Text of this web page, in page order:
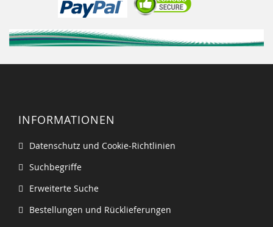
INFORMATIONEN
Datenschutz und Cookie-Richtlinien
Suchbegriffe
Erweiterte Suche
Bestellungen und Rücklieferungen